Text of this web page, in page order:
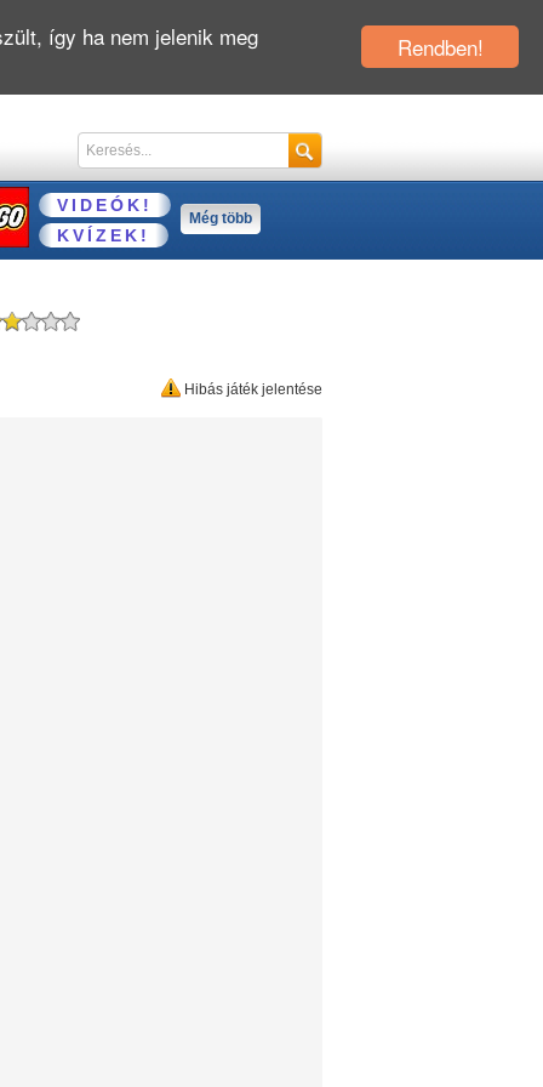
VIDEÓK!
KVÍZEK!
Még több
Hibás játék jelentése
Rendben!
így ha nem jelenik meg